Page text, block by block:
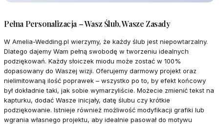
Pełna Personalizacja – Wasz Ślub, Wasze Zasady
W Amelia-Wedding.pl wierzymy, że każdy ślub jest niepowtarzalny.
Dlatego dajemy Wam pełną swobodę w tworzeniu idealnych
podziękowań. Każdy słoiczek miodu może zostać w 100%
dopasowany do Waszej wizji. Oferujemy darmowy projekt oraz
nielimitowaną ilość poprawek – wszystko po to, by efekt końcowy
był dokładnie taki, jak sobie wymarzyliście. Możecie zmienić tekst na
kapturku, dodać Wasze inicjały, datę ślubu czy krótkie
podziękowanie. Istnieje również możliwość modyfikacji grafiki lub
wgrania własnego projektu, aby idealnie pasował do motywu